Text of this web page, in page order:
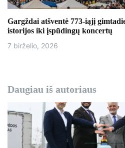
Gargždai atšventė 773-iąjį
istorijos iki įspūdingų koncertų
7 birželio, 2026
Daugiau iš autoriaus